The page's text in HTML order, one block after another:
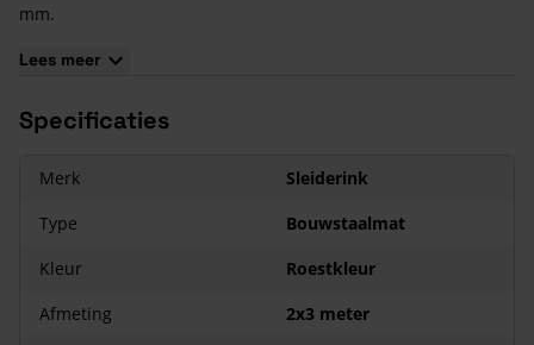
mm.
Toepassing
betonvloeren,combinatievloeren
als wapening in prefab elementen, onderwapening,
Lees meer
Specificaties
Merk
Sleiderink
Type
Bouwstaalmat
Kleur
Roestkleur
Afmeting
2x3 meter